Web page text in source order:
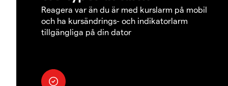
Reagera var än du är med kurslarm på mobil
och ha kursändrings- och indikatorlarm
tillgängliga på din dator